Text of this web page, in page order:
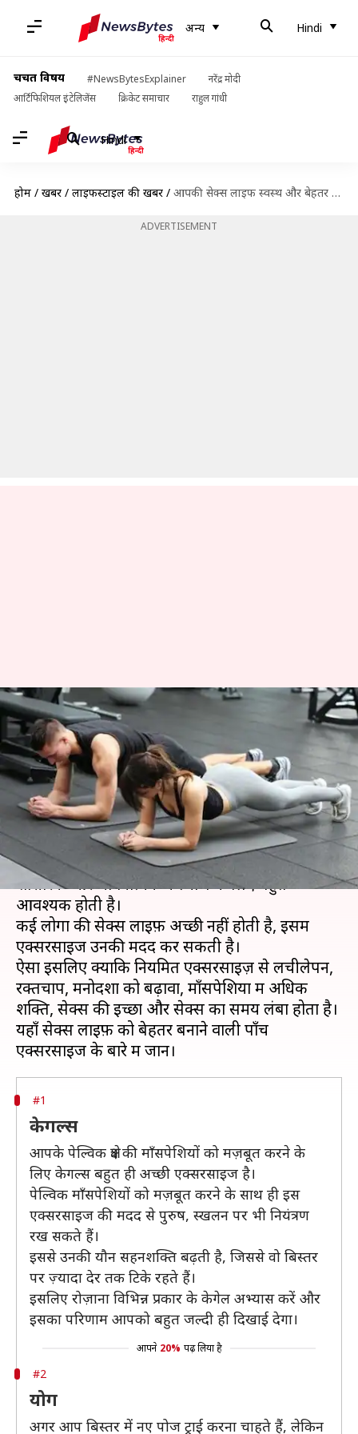
अन्य Hindi
चर्चित विषय #NewsBytesExplainer
नरेंद्र मोदी
आर्टिफिशियल इंटेलिजेंस
क्रिकेट समाचार राहुल गांधी
Hindi
होम / खबरें / लाइफस्टाइल की खबरें / आपकी सेक्स लाइफ स्वस्थ और बेहतर नहीं हैं, तो मदद करेंगी ये पाँच एक्सरसाइज
ADVERTISEMENT
आपकी सेक्स लाइफ स्वस्थ और बेहतर
नहीं हैं, तो मदद करेंगी ये पाँच
एक्सरसाइज
लेखन प्रदीप मौर्य Jul 08, 2019 07:55 pm
क्या है खबर?
एक स्वस्थ और बेहतर सेक्स लाइफ़ जोड़ों के मानसिक,
शारीरिक और भावनात्मक कल्याण के लिए बहुत
आवश्यक होती है।
कई लोगों की सेक्स लाइफ़ अच्छी नहीं होती है, इसमें
एक्सरसाइज उनकी मदद कर सकती है।
ऐसा इसलिए क्योंकि नियमित एक्सरसाइज़ से लचीलेपन,
रक्तचाप, मनोदशा को बढ़ावा, माँसपेशियों में अधिक
शक्ति, सेक्स की इच्छा और सेक्स का समय लंबा होता है।
यहाँ सेक्स लाइफ़ को बेहतर बनाने वाली पाँच
#1
केगल्स
आपके पेल्विक क्षेत्र की माँसपेशियों को मज़बूत करने के
लिए केगल्स बहुत ही अच्छी एक्सरसाइज है।
पेल्विक माँसपेशियों को मज़बूत करने के साथ ही इस
एक्सरसाइज की मदद से पुरुष, स्खलन पर भी नियंत्रण
रख सकते हैं।
इससे उनकी यौन सहनशक्ति बढ़ती है, जिससे वो बिस्तर
पर ज़्यादा देर तक टिके रहते हैं।
इसलिए रोज़ाना विभिन्न प्रकार के केगेल अभ्यास करें और
इसका परिणाम आपको बहुत जल्दी ही दिखाई देगा।
आपने 20% पढ़ लिया है
#2
योग
अगर आप बिस्तर में नए पोज ट्राई करना चाहते हैं, लेकिन